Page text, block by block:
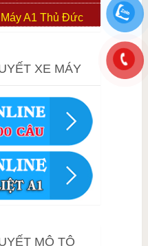
A1 Thủ Đức
XE MÁY
MÔ TÔ